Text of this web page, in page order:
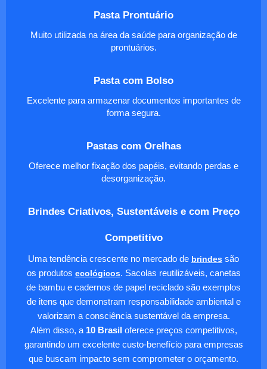
Pasta Prontuário
Muito utilizada na área da saúde para organização de
prontuários.
Pasta com Bolso
Excelente para armazenar documentos importantes de
forma segura.
Pastas com Orelhas
Oferece melhor fixação dos papéis, evitando perdas e
desorganização.
Brindes Criativos, Sustentáveis e com Preço
Competitivo
Uma tendência crescente no mercado de brindes são
os produtos ecológicos. Sacolas reutilizáveis, canetas
de bambu e cadernos de papel reciclado são exemplos
de itens que demonstram responsabilidade ambiental e
valorizam a consciência sustentável da empresa.
Além disso, a 10 Brasil oferece preços competitivos,
garantindo um excelente custo-benefício para empresas
que buscam impacto sem comprometer o orçamento.